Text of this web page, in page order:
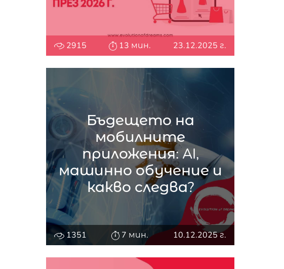
2915 13 мин. 23.12.2025 г.
Бъдещето на
мобилните
приложения: AI,
машинно обучение и
какво следва?
1351 7 мин. 10.12.2025 г.